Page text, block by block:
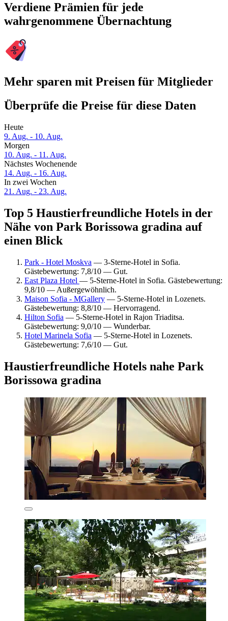
Verdiene Prämien für jede
wahrgenommene Übernachtung
Mehr sparen mit Preisen für Mitglieder
Überprüfe die Preise für diese Daten
Heute
9. Aug. - 10. Aug.
Morgen
10. Aug. - 11. Aug.
Nächstes Wochenende
14. Aug. - 16. Aug.
In zwei Wochen
21. Aug. - 23. Aug.
Top 5 Haustierfreundliche Hotels in der
Nähe von Park Borissowa gradina auf
einen Blick
Park - Hotel Moskva — 3-Sterne-Hotel in Sofia.
Gästebewertung: 7,8/10 — Gut.
East Plaza Hotel — 5-Sterne-Hotel in Sofia. Gästebewertung:
9,8/10 — Außergewöhnlich.
Maison Sofia - MGallery — 5-Sterne-Hotel in Lozenets.
Gästebewertung: 8,8/10 — Hervorragend.
Hilton Sofia — 5-Sterne-Hotel in Rajon Triaditsa.
Gästebewertung: 9,0/10 — Wunderbar.
Hotel Marinela Sofia — 5-Sterne-Hotel in Lozenets.
Gästebewertung: 7,6/10 — Gut.
Haustierfreundliche Hotels nahe Park
Borissowa gradina